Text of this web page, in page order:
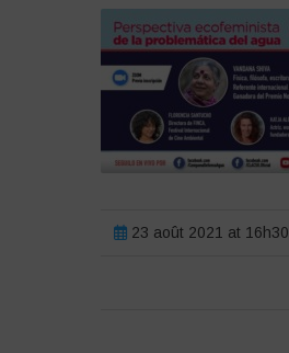
23 août 2021 at 16h30